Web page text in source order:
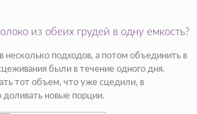
из обеих грудей в одну емкость?
подходов, а потом объединить в
были в течение одного дня.
тот объем, что уже сцедили, в
доливать новые порции.